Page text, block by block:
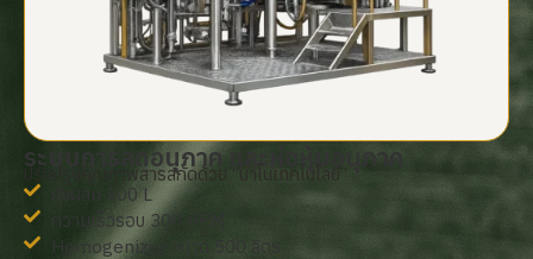
ระบบการลดอนุภาค และห่อหุ้มอนุภาค
ปรับปรุงคุณภาพสารสกัดด้วย “นาโนเทคโนโลยี”
ถังผสม 500 L
ความเร็วรอบ 300 RPM
Homogenizer ขนาด 500 ลิตร